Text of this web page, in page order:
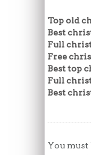
Top old
Best
Full
Free
Best top
Full
Best
You must